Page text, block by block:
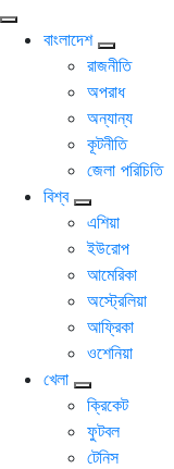
বাংলাদেশ
রাজনীতি
অপরাধ
অন্যান্য
কূটনীতি
জেলা পরিচিতি
বিশ্ব
এশিয়া
ইউরোপ
আমেরিকা
অস্ট্রেলিয়া
আফ্রিকা
ওশেনিয়া
খেলা
ক্রিকেট
ফুটবল
টেনিস